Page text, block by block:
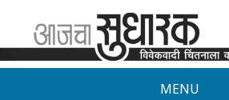
MENU